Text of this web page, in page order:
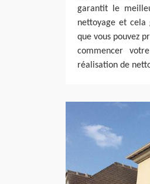
garantit le
nettoyage et cela
que vous pouvez
commencer
réalisation de